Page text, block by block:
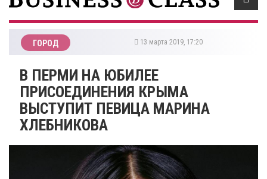
ГОРОД 13 марта 2019, 17:20
В ПЕРМИ НА ЮБИЛЕЕ
ПРИСОЕДИНЕНИЯ КРЫМА
ВЫСТУПИТ ПЕВИЦА МАРИНА
ХЛЕБНИКОВА